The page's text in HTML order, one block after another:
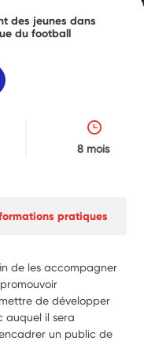
des jeunes dans
du football
8 mois
pratiques
de les accompagner
de développer
il sera
un public de